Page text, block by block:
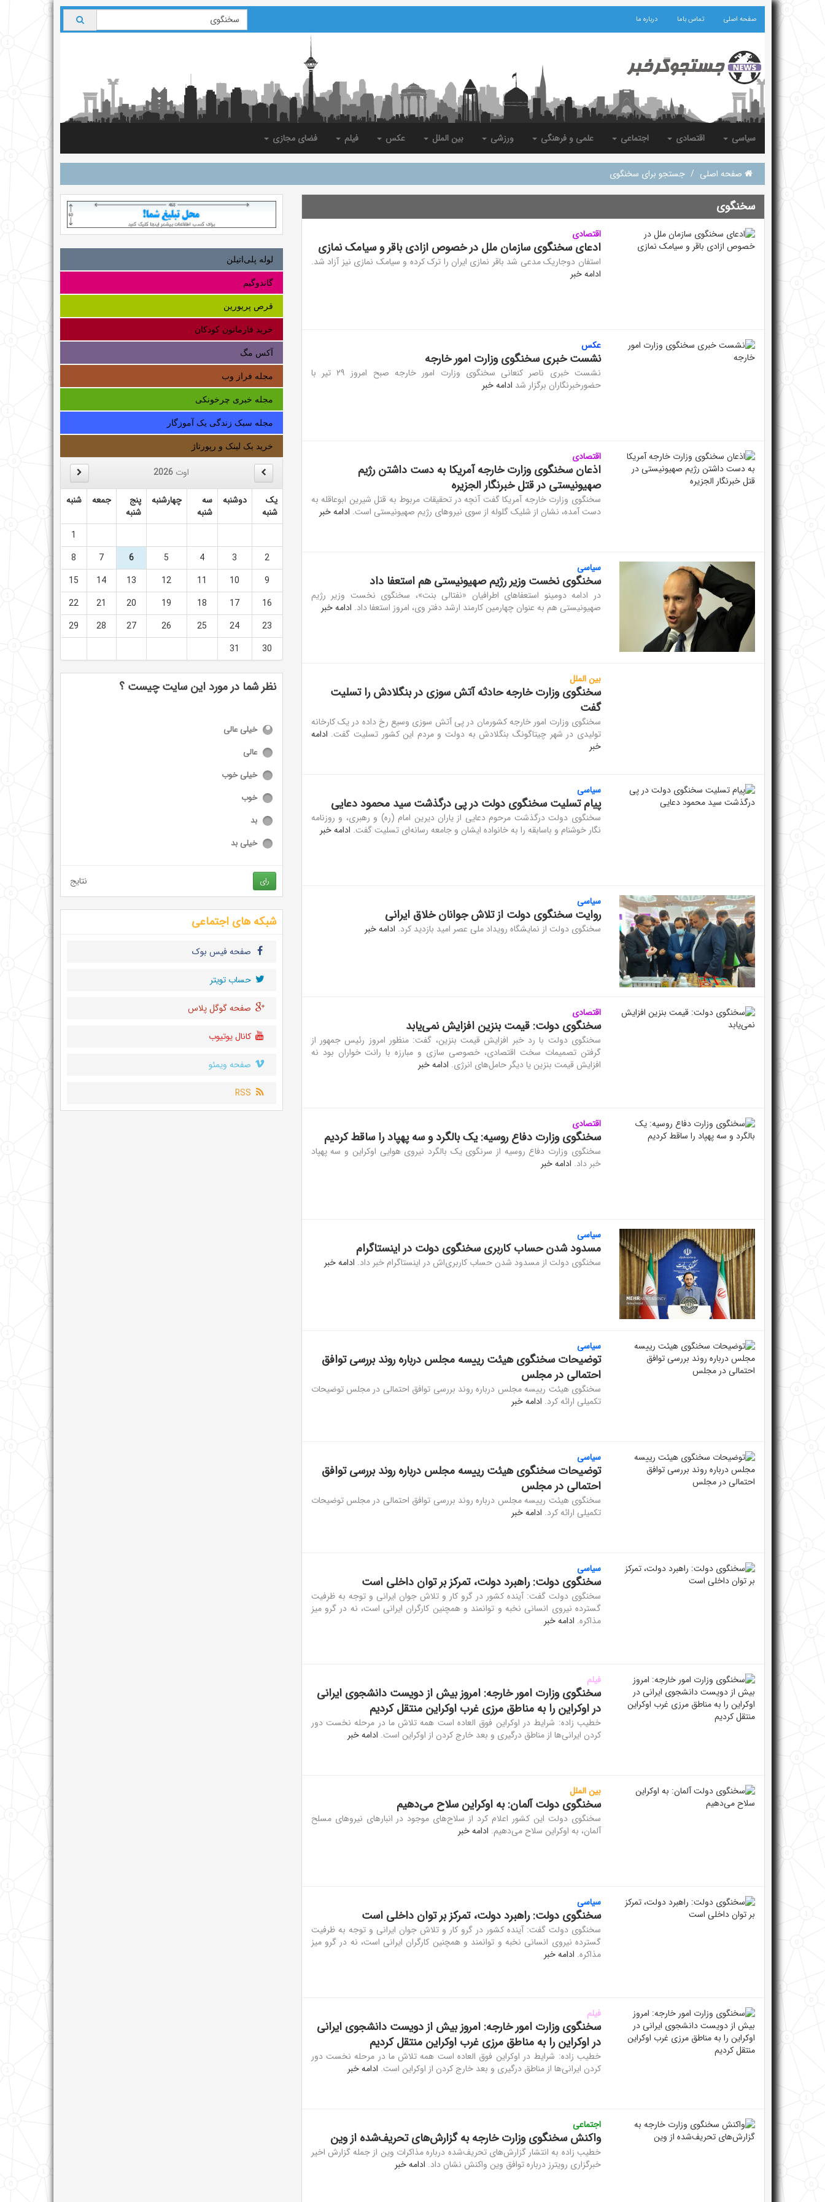
صفحه اصلی تماس باما درباره ما
سیاسی اقتصادی اجتماعی علمی و فرهنگی ورزشی بین الملل عکس فیلم فضای مجازی
صفحه اصلی / جستجو برای سخنگوی
سخنگوی
اقتصادی
ادعای سخنگوی سازمان ملل در خصوص ازادی باقر و سیامک نمازی
استفان دوجاریک مدعی شد باقر نمازی ایران را ترک کرده و سیامک نمازی نیز آزاد شد.
ادامه خبر
عکس
نشست خبری سخنگوی وزارت امور خارجه
نشست خبری ناصر کنعانی سخنگوی وزارت امور خارجه صبح امروز ۲۹ تیر با
حضورخبرنگاران برگزار شد ادامه خبر
اقتصادی
اذعان سخنگوی وزارت خارجه آمریکا به دست داشتن رژیم
صهیونیستی در قتل خبرنگار الجزیره
سخنگوی وزارت خارجه آمریکا گفت آنچه در تحقیقات مربوط به قتل شیرین ابوعاقله به
دست آمده، نشان از شلیک گلوله از سوی نیرو‌های رژیم صهیونیستی است. ادامه خبر
سیاسی
سخنگوی نخست وزیر رژیم صهیونیستی هم استعفا داد
در ادامه دومینو استعفاهای اطرافیان «نفتالی بنت»، سخنگوی نخست وزیر رژیم
صهیونیستی هم به عنوان چهارمین کارمند ارشد دفتر وی، امروز استعفا داد. ادامه خبر
بین الملل
سخنگوی وزارت خارجه حادثه آتش سوزی در بنگلادش را تسلیت
گفت
سخنگوی وزارت امور خارجه کشورمان در پی آتش سوزی وسیع رخ داده در یک کارخانه
تولیدی در شهر چیتاگونگ بنگلادش به دولت و مردم این کشور تسلیت گفت. ادامه
خبر
سیاسی
پیام تسلیت سخنگوی دولت در پی درگذشت سید محمود دعایی
سخنگوی دولت درگذشت مرحوم دعایی از یاران دیرین امام (ره) و رهبری، و روزنامه
نگار خوشنام و باسابقه را به خانواده ایشان و جامعه رسانه‌ای تسلیت گفت. ادامه خبر
سیاسی
روایت سخنگوی دولت از تلاش جوانان خلاق ایرانی
سخنگوی دولت از نمایشگاه رویداد ملی عصر امید بازدید کرد. ادامه خبر
اقتصادی
سخنگوی دولت: قیمت بنزین افزایش نمی‌یابد
سخنگوی دولت با رد خبر افزایش قیمت بنزین، گفت: منظور امروز رئیس جمهور از
گرفتن تصمیمات سخت اقتصادی، خصوصی سازی و مبارزه با رانت خواران بود نه
افزایش قیمت بنزین یا دیگر حامل‌های انرژی. ادامه خبر
اقتصادی
سخنگوی وزارت دفاع روسیه: یک بالگرد و سه پهپاد را ساقط کردیم
سخنگوی وزارت دفاع روسیه از سرنگوی یک بالگرد نیروی هوایی اوکراین و سه پهپاد
خبر داد. ادامه خبر
سیاسی
مسدود شدن حساب کاربری سخنگوی دولت در اینستاگرام
سخنگوی دولت از مسدود شدن حساب کاربری‌اش در اینستاگرام خبر داد. ادامه خبر
سیاسی
توضیحات سخنگوی هیئت رییسه مجلس درباره روند بررسی توافق
احتمالی در مجلس
سخنگوی هیئت رییسه مجلس درباره روند بررسی توافق احتمالی در مجلس توضیحات
تکمیلی ارائه کرد. ادامه خبر
سیاسی
توضیحات سخنگوی هیئت رییسه مجلس درباره روند بررسی توافق
احتمالی در مجلس
سخنگوی هیئت رییسه مجلس درباره روند بررسی توافق احتمالی در مجلس توضیحات
تکمیلی ارائه کرد. ادامه خبر
سیاسی
سخنگوی دولت: راهبرد دولت، تمرکز بر توان داخلی است
سخنگوی دولت گفت: آینده کشور در گرو کار و تلاش جوان ایرانی و توجه به ظرفیت
گسترده نیروی انسانی نخبه و توانمند و همچنین کارگران ایرانی است، نه در گرو میز
مذاکره. ادامه خبر
فیلم
سخنگوی وزارت امور خارجه: امروز بیش از دویست دانشجوی ایرانی
در اوکراین را به مناطق مرزی غرب اوکراین منتقل کردیم
خطیب زاده: شرایط در اوکراین فوق العاده است همه تلاش ما در مرحله نخست دور
کردن ایرانی‌ها از مناطق درگیری و بعد خارج کردن از اوکراین است. ادامه خبر
بین الملل
سخنگوی دولت آلمان: به اوکراین سلاح می‌دهیم
سخنگوی دولت این کشور اعلام کرد از سلاح‌های موجود در انبار‌های نیرو‌های مسلح
آلمان، به اوکراین سلاح می‌دهیم. ادامه خبر
سیاسی
سخنگوی دولت: راهبرد دولت، تمرکز بر توان داخلی است
سخنگوی دولت گفت: آینده کشور در گرو کار و تلاش جوان ایرانی و توجه به ظرفیت
گسترده نیروی انسانی نخبه و توانمند و همچنین کارگران ایرانی است، نه در گرو میز
مذاکره. ادامه خبر
فیلم
سخنگوی وزارت امور خارجه: امروز بیش از دویست دانشجوی ایرانی
در اوکراین را به مناطق مرزی غرب اوکراین منتقل کردیم
خطیب زاده: شرایط در اوکراین فوق العاده است همه تلاش ما در مرحله نخست دور
کردن ایرانی‌ها از مناطق درگیری و بعد خارج کردن از اوکراین است. ادامه خبر
اجتماعی
واکنش سخنگوی وزارت خارجه به گزارش‌های تحریف‌شده از وین
خطیب زاده به انتشار گزارش‌های تحریف‌شده درباره مذاکرات وین از جمله گزارش اخیر
خبرگزاری رویترز درباره توافق وین واکنش نشان داد. ادامه خبر
لوله‌ پلی‌اتیلن
گاندوگیم
قرص پریورین
خرید فارماتون کودکان
آکس مگ
مجله فراز وب
مجله خبری چرخونکی
مجله سبک زندگی یک آموزگار
خرید بک لینک و رپورتاژ
اوت 2026
یک
شنبه
دوشنبه
سه
شنبه
چهارشنبه
پنج
شنبه
جمعه شنبه
1
2
3
4
5
6
7
8
9
10
11
12
13
14
15
16
17
18
19
20
21
22
23
24
25
26
27
28
29
30
31
نظر شما در مورد این سایت چیست ؟
خیلی عالی
عالی
خیلی خوب
خوب
بد
خیلی بد
رای نتایج
شبکه های اجتماعی
صفحه فیس بوک
حساب تويتر
صفحه گوگل پلاس
کانال یوتیوب
صفحه ویمئو